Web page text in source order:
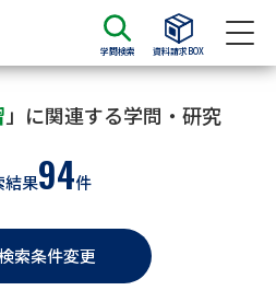
学問検索 資料請求BOX
資料検索
請求
学部・学科パンフ
」に関連する学問・研究
結果94件
索条件変更